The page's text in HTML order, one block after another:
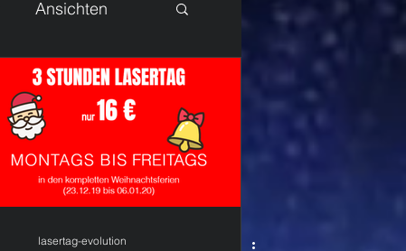
Ansichten
lasertag-evolution